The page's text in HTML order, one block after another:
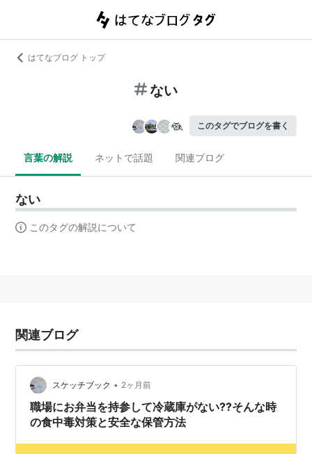
はてなブログ トップ
ない
このタグでブログを書く
言葉の解説 ネットで話題 関連ブログ
ない
このタグの解説について
関連ブログ
スケッチブック • 2ヶ月前
職場にお弁当を持参して冷蔵庫がない??そんな時
の食中毒対策と安全な保管方法